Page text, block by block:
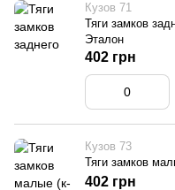
Кузов 71
Тяги замков
Эталон
402 грн
Кузов 73
Тяги замков
402 грн